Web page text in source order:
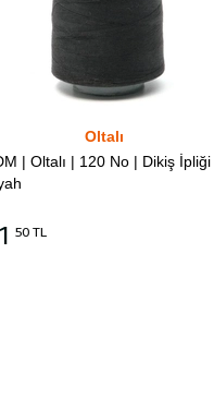
Oltalı
| Oltalı | 120 No | Dikiş İpliği
50 TL